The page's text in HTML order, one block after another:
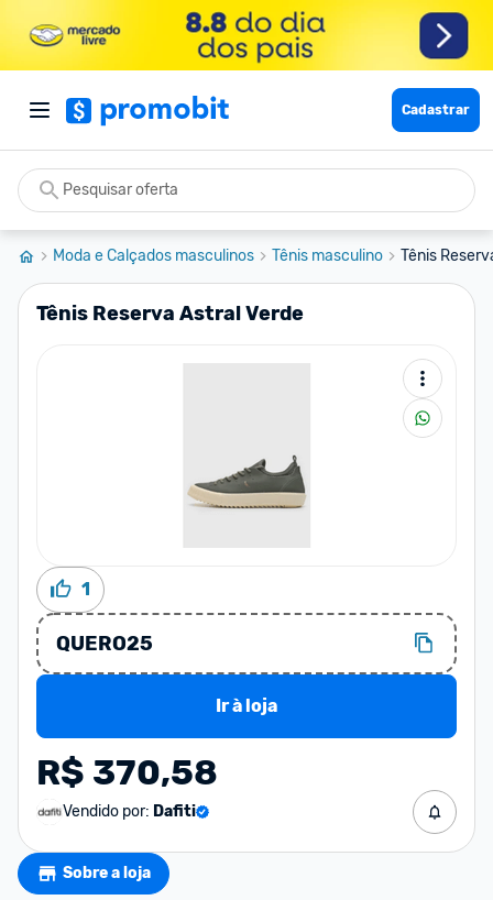
Cadastrar
Moda e Calçados masculinos Tênis masculino Tênis
Tênis Reserva Astral Verde
1
QUERO25
Ir à loja
R$ 370,58
Vendido por: Dafiti
Sobre a loja